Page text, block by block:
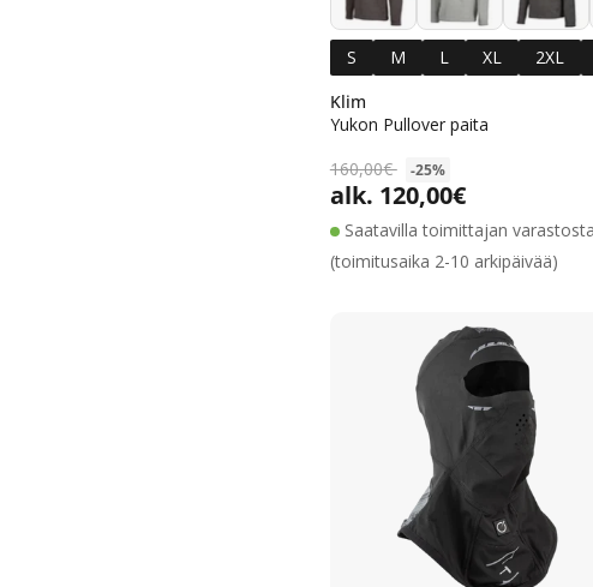
S M L XL 2XL
Klim
Yukon Pullover paita
Alennushinta
alk. 120,00€
Normaalihinta
160,00€ -25%
Saatavilla toimittajan varastosta
(toimitusaika 2-10 arkipäivää)